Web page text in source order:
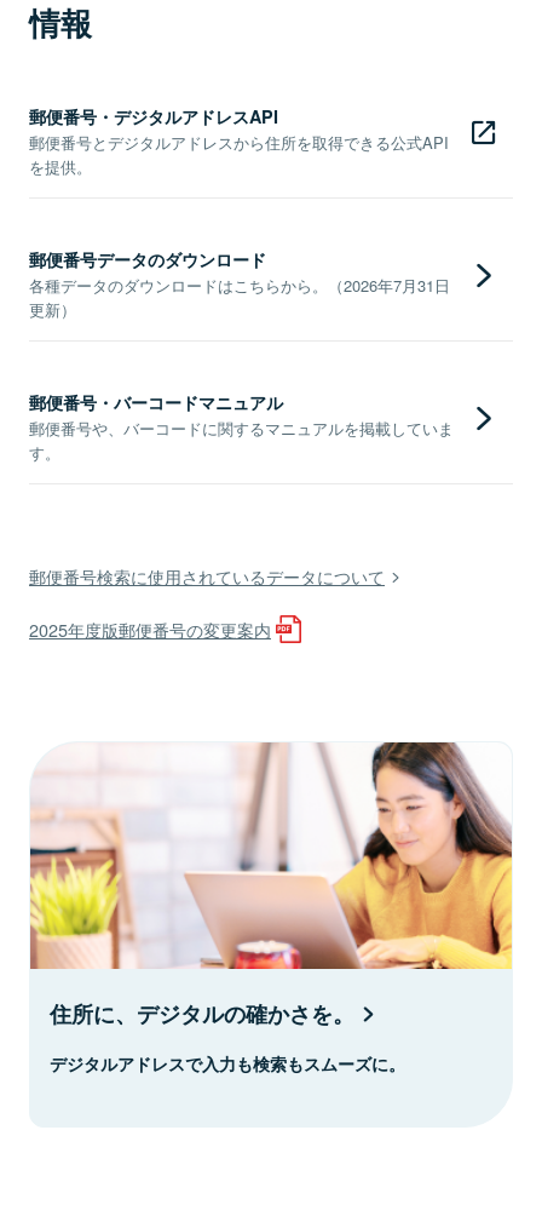
情報
郵便番号・デジタルアドレスAPI
郵便番号とデジタルアドレスから住所を取得できる公式API
を提供。
郵便番号データのダウンロード
各種データのダウンロードはこちらから。（2026年7月31日
更新）
郵便番号・バーコードマニュアル
郵便番号や、バーコードに関するマニュアルを掲載していま
す。
郵便番号検索に使用されているデータについて
2025年度版郵便番号の変更案内
住所に、デジタルの確かさを。
デジタルアドレスで入力も検索もスムーズに。